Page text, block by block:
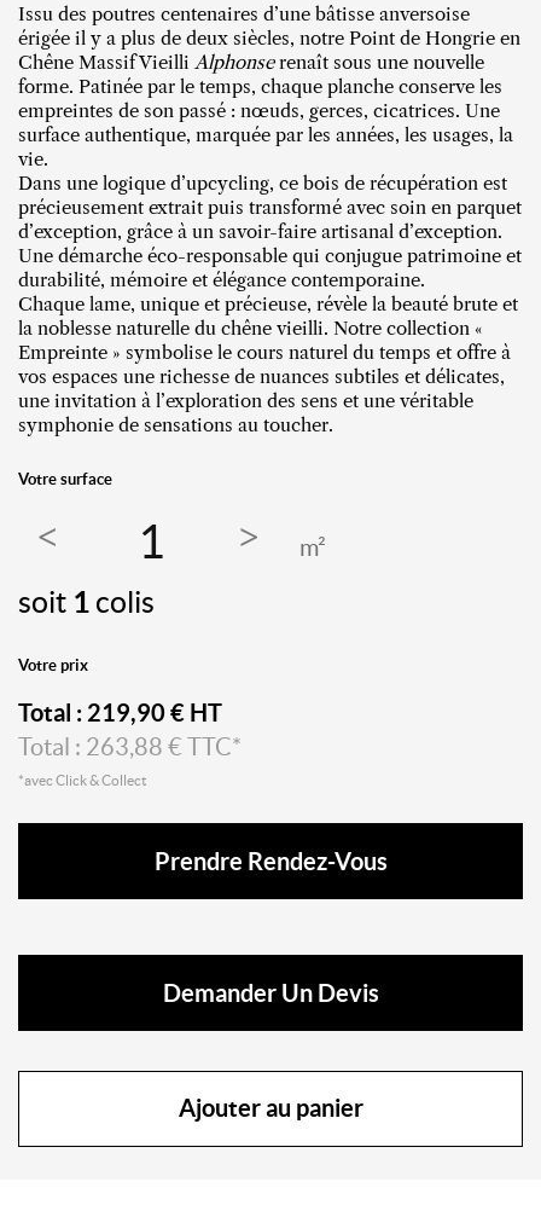
Issu des poutres centenaires d’une bâtisse anversoise
érigée il y a plus de deux siècles, notre Point de Hongrie en
Chêne Massif VieilliAlphonserenaît sous une nouvelle
forme. Patinée par le temps, chaque planche conserve les
empreintes de son passé : nœuds, gerces, cicatrices. Une
surface authentique, marquée par les années, les usages, la
vie.
Dans une logique d’upcycling, ce bois de récupération est
précieusement extrait puis transformé avec soin en parquet
d’exception, grâce à un savoir-faire artisanal d’exception.
Une démarche éco-responsable qui conjugue patrimoine et
durabilité, mémoire et élégance contemporaine.
Chaque lame, unique et précieuse, révèle la beauté brute et
la noblesse naturelle du chêne vieilli. Notre collection «
Empreinte » symbolise le cours naturel du temps et offre à
vos espaces une richesse de nuances subtiles et délicates,
une invitation à l’exploration des sens et une véritable
symphonie de sensations au toucher.
Votre surface
m²
soit 1 colis
Votre prix
Total : 219,90 € HT
Total : 263,88 € TTC*
*avec Click & Collect
Prendre Rendez-Vous
Demander Un Devis
Ajouter au panier